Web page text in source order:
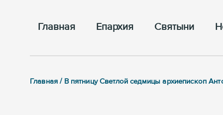
Главная Епархия Cвятыни
Главная / В пятницу Светлой седмицы архиепископ